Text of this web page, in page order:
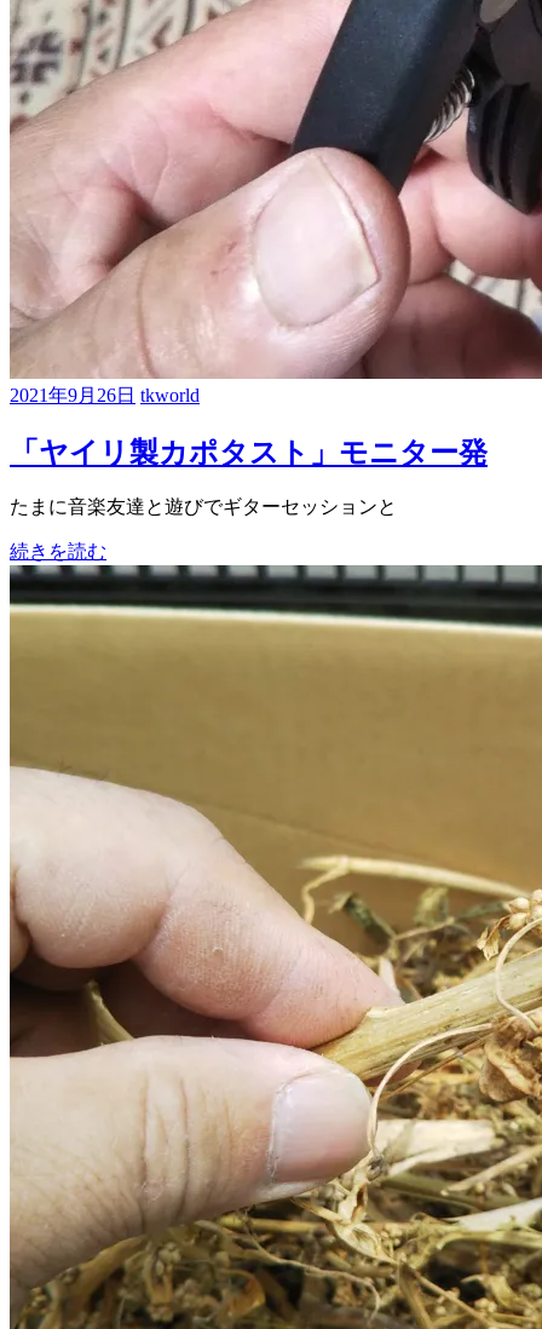
2021年9月26日 tkworld
「ヤイリ製カポタスト」モニター発
たまに音楽友達と遊びでギターセッションと
続きを読む